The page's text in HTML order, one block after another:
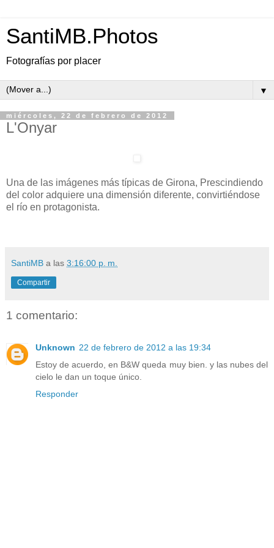
SantiMB.Photos
Fotografías por placer
▼
miércoles, 22 de febrero de 2012
L'Onyar
Una de las imágenes más típicas de Girona, Prescindiendo
del color adquiere una dimensión diferente, convirtiéndose
el río en protagonista.
SantiMB a las 3:16:00 p. m.
Compartir
1 comentario:
Unknown 22 de febrero de 2012 a las 19:34
Estoy de acuerdo, en B&W queda muy bien. y las nubes del
cielo le dan un toque único.
Responder